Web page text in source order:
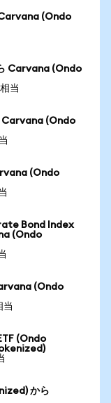
(Ondo
Carvana (Ondo
当
Carvana (Ondo
(Ondo
Bond Index
(Ondo
(Ondo
当
(Ondo
から